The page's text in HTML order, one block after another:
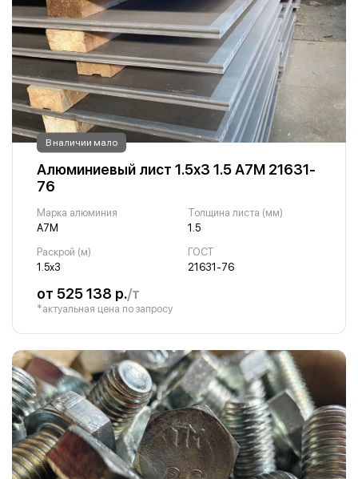
В наличии мало
Алюминиевый лист 1.5х3 1.5 А7М 21631-
76
Марка алюминия
А7М
Толщина листа (мм)
1.5
Раскрой (м)
1.5х3
ГОСТ
21631-76
от 525 138 р./т
*актуальная цена по запросу